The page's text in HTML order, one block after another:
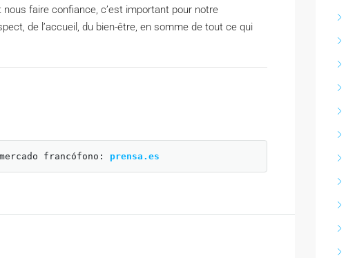
faire confiance, c’est important pour notre
de l’accueil, du bien-être, en somme de tout ce qui
francófono: prensa.es